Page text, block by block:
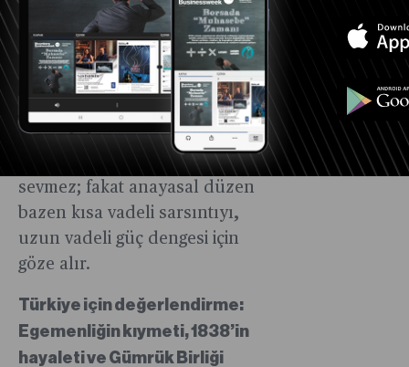
zeminindeki belirsizlik ve
yatırım ortamındaki
dalgalanma kararın kısa vadeli
sonuçları. Muhalefet şerhinde
sürecin idari karmaşa
yaratabileceği vurgulandı.
Ekonomik ortam belirsizliği
sevmez; fakat anayasal düzen
bazen kısa vadeli sarsıntıyı,
uzun vadeli güç dengesi için
göze alır.
Türkiye için değerlendirme:
Egemenliğin kıymeti, 1838’in
hayaleti ve Gümrük Birliği